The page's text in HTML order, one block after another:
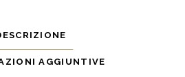
AGGIUNTIVE